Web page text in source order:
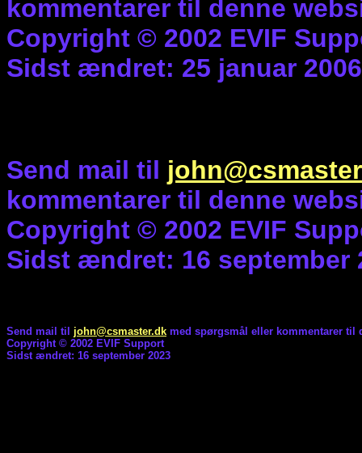
kommentarer til denne
Copyright © 2002 EVIF
Sidst ændret: 25 januar 2006
Send mail til
kommentarer til denne
Copyright © 2002 EVIF
Sidst ændret: 16 september
Send mail til john@csmaster.dk med spørgsmål eller kommentarer til
Copyright © 2002 EVIF Support
Sidst ændret: 16 september 2023